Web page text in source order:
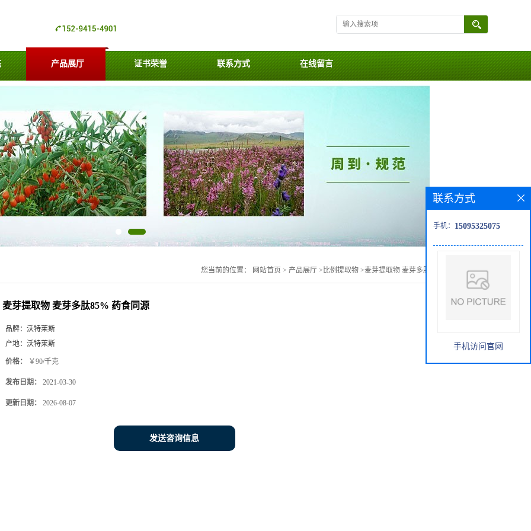
产品展厅 证书荣誉 联系方式 在线留言
您当前的位置： 网站首页 > 产品展厅 > 比例提取物 >麦芽提取物 麦芽多肽85% 药食同源
麦芽提取物 麦芽多肽85% 药食同源
品牌： 沃特莱斯
产地： 沃特莱斯
价格： ￥90/千克
发布日期： 2021-03-30
更新日期： 2026-08-07
发送咨询信息
联系方式
手机： 15095325075
手机访问官网